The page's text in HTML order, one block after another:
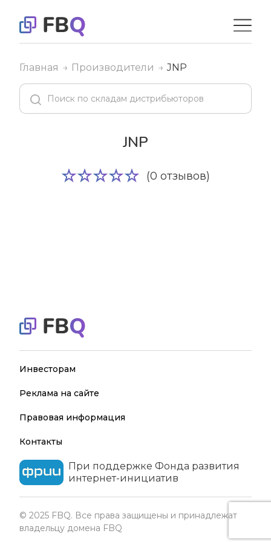
Главная Производители JNP
JNP
(0 отзывов)
При поддержке Фонда развития
интернет-инициатив
Инвесторам
Реклама на сайте
Правовая информация
Контакты
© 2025 FBQ. Все права защищены и принадлежат
владельцу домена FBQ